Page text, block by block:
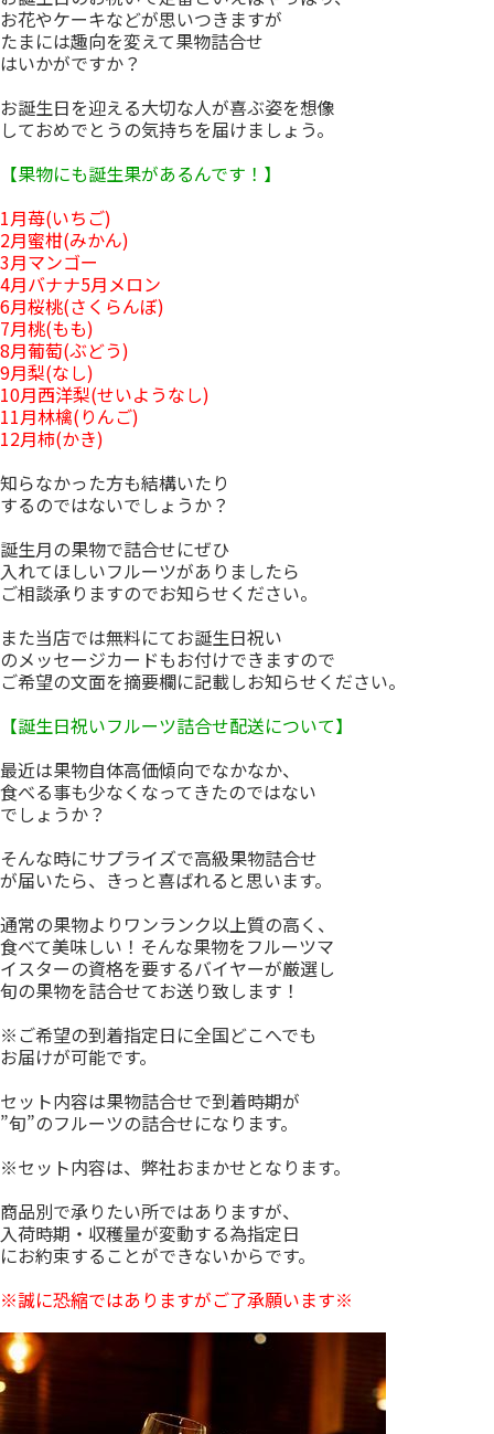
お花やケーキなどが思いつきますが
たまには趣向を変えて果物詰合せ
はいかがですか？
お誕生日を迎える大切な人が喜ぶ姿を想像
しておめでとうの気持ちを届けましょう。
【果物にも誕生果があるんです！】
1月苺(いちご)
2月蜜柑(みかん)
3月マンゴー
4月バナナ5月メロン
6月桜桃(さくらんぼ)
7月桃(もも)
8月葡萄(ぶどう)
9月梨(なし)
10月西洋梨(せいようなし)
11月林檎(りんご)
12月柿(かき)
知らなかった方も結構いたり
するのではないでしょうか？
誕生月の果物で詰合せにぜひ
入れてほしいフルーツがありましたら
ご相談承りますのでお知らせください。
また当店では無料にてお誕生日祝い
のメッセージカードもお付けできますので
ご希望の文面を摘要欄に記載しお知らせください。
【誕生日祝いフルーツ詰合せ配送について】
最近は果物自体高価傾向でなかなか、
食べる事も少なくなってきたのではない
でしょうか？
そんな時にサプライズで高級果物詰合せ
が届いたら、きっと喜ばれると思います。
通常の果物よりワンランク以上質の高く、
食べて美味しい！そんな果物をフルーツマ
イスターの資格を要するバイヤーが厳選し
旬の果物を詰合せてお送り致します！
※ご希望の到着指定日に全国どこへでも
お届けが可能です。
セット内容は果物詰合せで到着時期が
”旬”のフルーツの詰合せになります。
※セット内容は、弊社おまかせとなります。
商品別で承りたい所ではありますが、
入荷時期・収穫量が変動する為指定日
にお約束することができないからです。
※誠に恐縮ではありますがご了承願います※